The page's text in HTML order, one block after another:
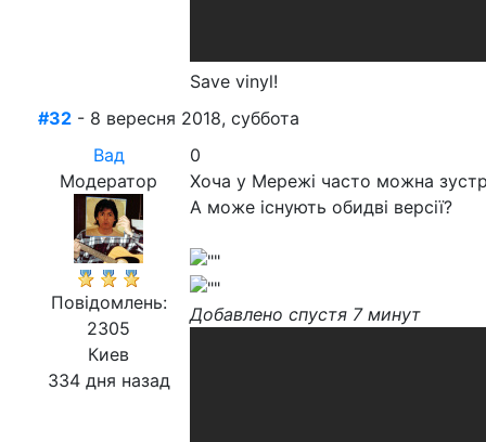
Save vinyl!
#32 - 8 вересня 2018, суббота
Вад
Модератор
Повідомлень:
2305
Киев
334 дня назад
0
Хоча у Мережі часто можна
А може існують обидві версії?
Добавлено спустя 7 минут